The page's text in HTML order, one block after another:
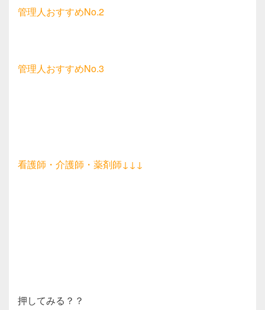
管理人おすすめNo.2
管理人おすすめNo.3
看護師・介護師・薬剤師↓↓↓
押してみる？？